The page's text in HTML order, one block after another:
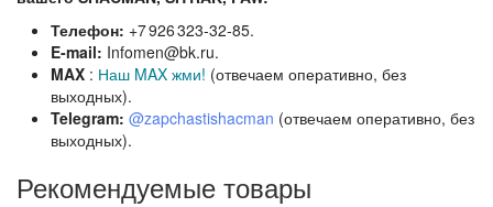
Телефон: +7 926 323‑32‑85.
E‑mail: Infomen@bk.ru.
MAX: Наш MAX жми! (отвечаем оперативно, без
выходных).
Telegram: @zapchastishacman (отвечаем оперативно, без
выходных).
Рекомендуемые товары